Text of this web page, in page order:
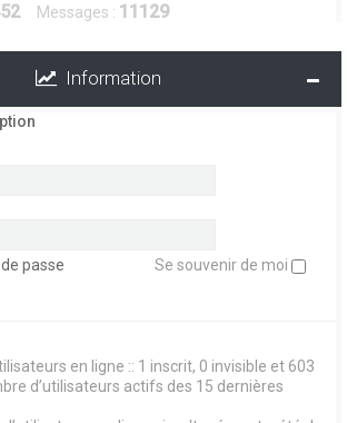
Messages : 11129
Information
passe Se souvenir de moi
en ligne :: 1 inscrit, 0 invisible et 603
d’utilisateurs actifs des 15 dernières